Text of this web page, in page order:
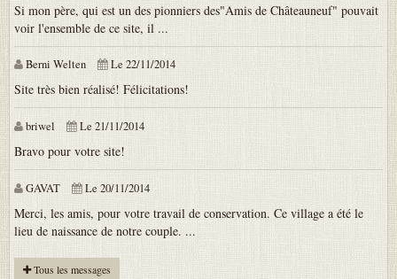
Si mon père, qui est un des pionniers des"Amis de Châteauneuf" pouvait
voir l'ensemble de ce site, il ...
Berni Welten Le 22/11/2014
Site très bien réalisé! Félicitations!
briwel Le 21/11/2014
Bravo pour votre site!
GAVAT Le 20/11/2014
Merci, les amis, pour votre travail de conservation. Ce village a été le
lieu de naissance de notre couple. ...
Tous les messages